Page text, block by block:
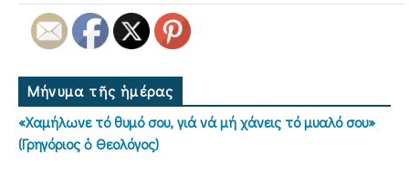
Μήνυμα τῆς ἡμέρας
«Χαμήλωνε τό θυμό σου, γιά νά μή χάνεις τό μυαλό σου»
(Γρηγόριος ὁ Θεολόγος)